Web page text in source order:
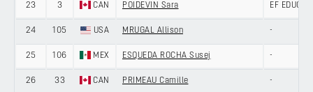
23 3 CAN POIDEVIN Sara EF
24 105 USA MRUGAL Allison -
25 106 MEX ESQUEDA ROCHA Susej -
26 33 CAN PRIMEAU Camille -